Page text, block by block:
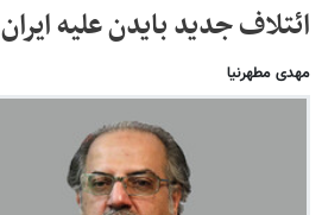
ائتلاف جدید بایدن علیه ایران
مهدی مطهرنیا